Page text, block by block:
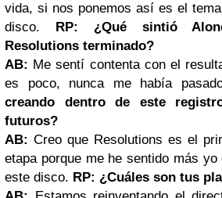
vida, si nos ponemos así es el
disco. RP: ¿Qué sintió
Resolutions terminado?
AB: Me sentí contenta con el
es poco, nunca me había
creando dentro de este
futuros?
AB: Creo que Resolutions es el
etapa porque me he sentido más yo
este disco. RP: ¿Cuáles son tus